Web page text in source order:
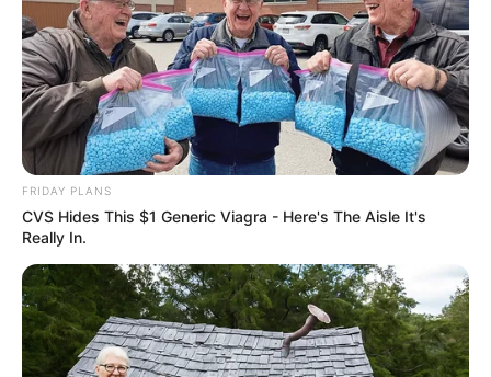
Ο ΑΓΝΩΣΤΟΣ ΔΗΜΗΤΡΗΣ ΜΠΑΤΣΗΣ…………ΕΧΩ
ΞΑΝΑΓΡΑΨΕΙ, ΑΛΛΑ ΘΕΩΡΩ ΟΤΙ ΚΑΠΟΙΑ ΠΡΑΓΜΑΤΑ ΚΑΙ
ΕΙΔΙΚΑ ΚΑΠΟΙΟΙ ΑΝΘΡΩΠΟΙ ΑΞΙΖΕΙ ΝΑ
ΜΝΗΜΟΝΕΥΟΝΤΑΙ…….
FRIDAY PLANS
CVS Hides This $1 Generic Viagra - Here's The Aisle It's
Really In.